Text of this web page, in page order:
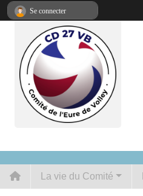
La vie du Comité
Se connecter
Panneau de gestion des cookies